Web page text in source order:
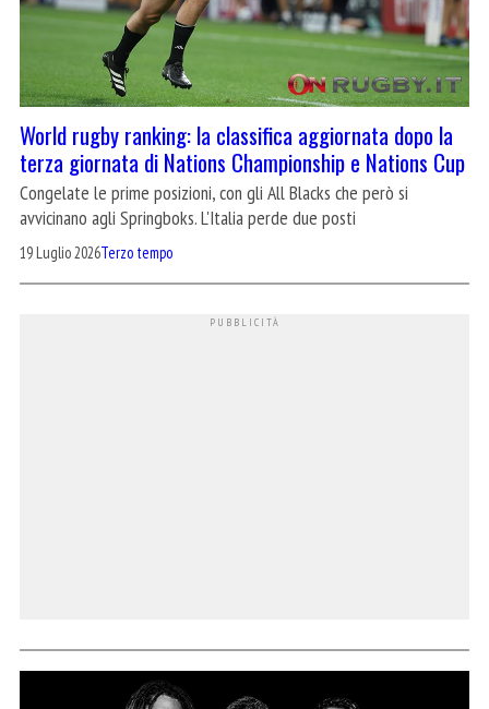
World rugby ranking: la classifica aggiornata dopo la
terza giornata di Nations Championship e Nations Cup
Congelate le prime posizioni, con gli All Blacks che però si
avvicinano agli Springboks. L'Italia perde due posti
19 Luglio 2026Terzo tempo